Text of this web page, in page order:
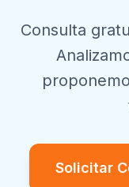
Consulta
Solicitar